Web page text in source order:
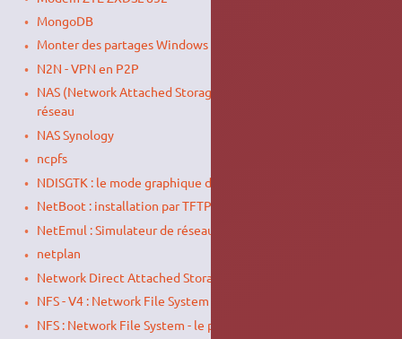
MongoDB
Monter des partages Windows avec une interface graphique
N2N - VPN en P2P
NAS (Network Attached Storage) : Unité de stockage en
réseau
NAS Synology
ncpfs
NDISGTK : le mode graphique de NDISWrapper
NetBoot : installation par TFTP, PXE, DHCP
NetEmul : Simulateur de réseau LAN gratuit
netplan
Network Direct Attached Storage (NDAS)
NFS - V4 : Network File System - le partage réseau sous Linux
NFS : Network File System - le partage réseau sous Linux